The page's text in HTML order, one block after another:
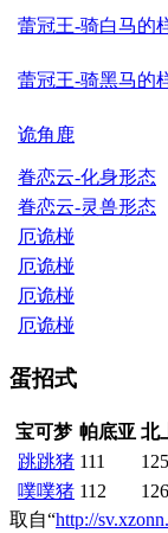
蕾冠王-骑白马的
蕾冠王-骑黑马的
诡角鹿
眷恋云-化身形态
眷恋云-灵兽形态
厄诡椪
厄诡椪
厄诡椪
厄诡椪
蛋招式
宝可梦 帕底亚 北
跳跳猪 111 125
噗噗猪 112 126
取自“http://